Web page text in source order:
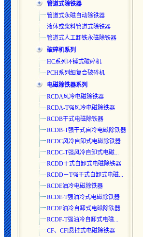
管道式除铁器
管道式永磁自动除铁器
液体或浆料管道式除铁器
管道式人工卸铁永磁除铁器
破碎机系列
HC系列环锤式破碎机
PCH系列细复合破碎机
电磁除铁器系列
RCDA风冷电磁除铁器
RCDA-T强风冷电磁除铁器
RCDB干式电磁除铁器
RCDB-T强干式自冷电磁除铁器
RCDC风冷自卸式电磁除铁器
RCDC-T强风冷自卸式电磁...
RCDD干式自卸式电磁除铁器
RCDD－T强干式自卸式电磁...
RCDE油冷电磁除铁器
RCDE-T强油冷式电磁除铁器
RCDF油冷自卸式电磁除铁器
RCDF-T强油冷自卸式电磁...
CF、CFl悬挂式电磁除铁器